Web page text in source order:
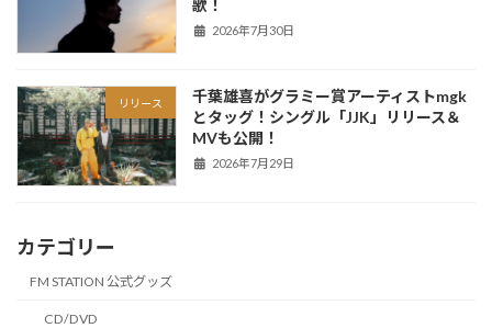
歌！
2026年7月30日
リリース
千葉雄喜がグラミー賞アーティストmgk
とタッグ！シングル「JJK」リリース＆
MVも公開！
2026年7月29日
カテゴリー
FM STATION 公式グッズ
CD/DVD